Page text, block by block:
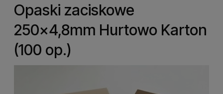
Opaski zaciskowe
250x4,8mm Hurtowo Karton
(100 op.)